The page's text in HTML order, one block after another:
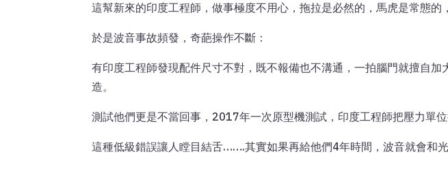
這幫新來的印度工程師，做事極度不用心，拖拉是必然的，馬虎是常態的
於是波音事故頻發，奇葩操作不斷：
有印度工程師發現配件尺寸不對，既不報備也不溝通，一拍腦門就擅自
造。
測試他們更是不當回事，2017年一次原型機測試，印度工程師把壓力單
這種低級錯誤讓人瞠目結舌…….其實如果再給他們4年時間，波音就會和